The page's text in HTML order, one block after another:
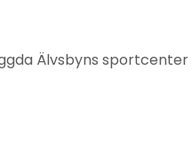
Älvsbyns sportcenter